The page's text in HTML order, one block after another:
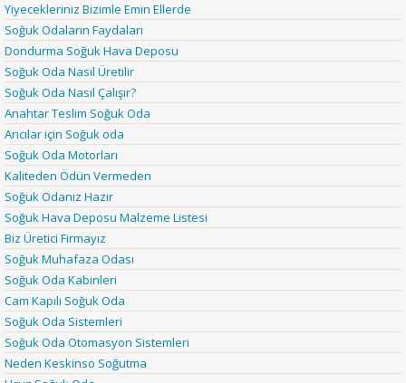
Yiyecekleriniz Bizimle Emin Ellerde
Soğuk Odaların Faydaları
Dondurma Soğuk Hava Deposu
Soğuk Oda Nasıl Üretilir
Soğuk Oda Nasıl Çalışır?
Anahtar Teslim Soğuk Oda
Arıcılar için Soğuk oda
Soğuk Oda Motorları
Kaliteden Ödün Vermeden
Soğuk Odanız Hazır
Soğuk Hava Deposu Malzeme Listesi
Biz Üretici Firmayız
Soğuk Muhafaza Odası
Soğuk Oda Kabinleri
Cam Kapılı Soğuk Oda
Soğuk Oda Sistemleri
Soğuk Oda Otomasyon Sistemleri
Neden Keskinso Soğutma